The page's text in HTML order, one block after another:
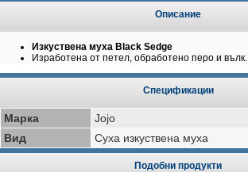
Описание
Изкуствена муха Black Sedge
Изработена от петел, обработено перо и вълк.
Спецификации
Марка
Jojo
Вид
Суха изкуствена муха
Подобни продукти